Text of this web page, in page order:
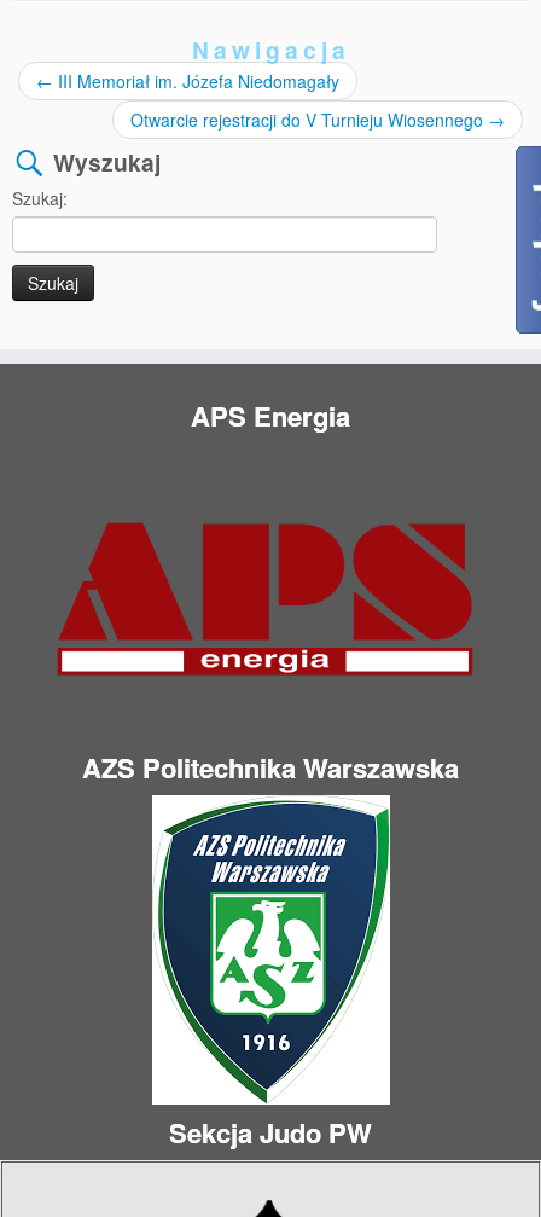
Nawigacja
← III Memoriał im. Józefa Niedomagały
Otwarcie rejestracji do V Turnieju Wiosennego →
Wyszukaj
Szukaj:
APS Energia
AZS Politechnika Warszawska
Sekcja Judo PW